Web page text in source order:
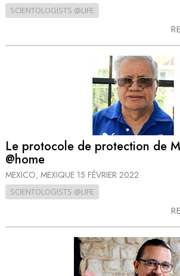
SCIENTOLOGISTS @LIFE
Le protocole de protection de
@home
MEXICO, MEXIQUE 15 FÉVRIER 2022
SCIENTOLOGISTS @LIFE